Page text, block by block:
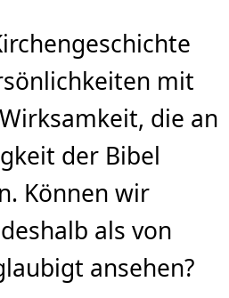
mit
die an
der Bibel
Können wir
als von
ansehen?